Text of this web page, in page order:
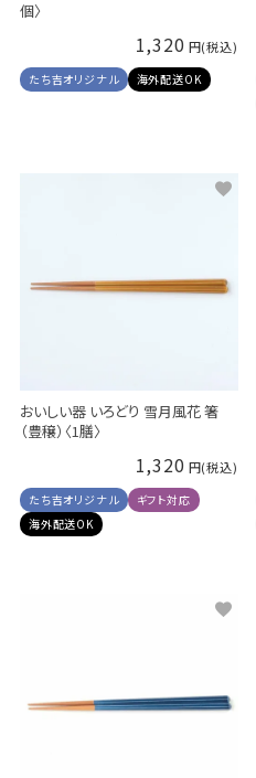
個〉
1,320
たち吉オリジナル 海外配送OK
おいしい器 いろどり 雪月風花 箸
（豊穣）〈1膳〉
1,320
たち吉オリジナル
ギフト対応
海外配送OK